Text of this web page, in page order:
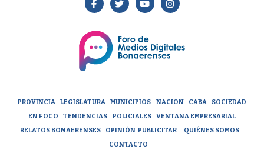
PROVINCIA LEGISLATURA MUNICIPIOS NACION CABA
SOCIEDAD
EN FOCO
TENDENCIAS POLICIALES
VENTANA EMPRESARIAL
RELATOS BONAERENSES
OPINIÓN PUBLICITAR
QUIÉNES SOMOS
CONTACTO